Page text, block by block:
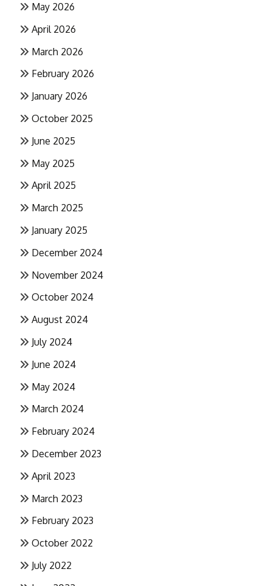
May 2026
April 2026
March 2026
February 2026
January 2026
October 2025
June 2025
May 2025
April 2025
March 2025
January 2025
December 2024
November 2024
October 2024
August 2024
July 2024
June 2024
May 2024
March 2024
February 2024
December 2023
April 2023
March 2023
February 2023
October 2022
July 2022